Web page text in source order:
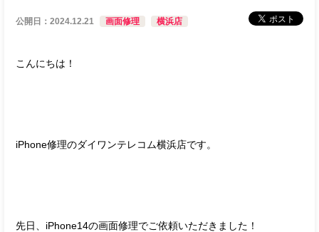
公開日：2024.12.21 画面修理 横浜店
こんにちは！
iPhone修理のダイワンテレコム横浜店です。
先日、iPhone14の画面修理でご依頼いただきました！